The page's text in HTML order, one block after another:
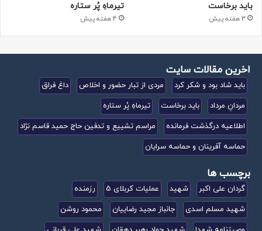
باید برخاست
3 هفته پیش
تیرماهِ پُر ستاره
4 هفته پیش
اخرین مقالات سایت
باید شاد بود و شکر کرد مردی از تبار حضور و اخلاص
داغ فراق
مردانِ مرداد
باید برخاست
تیرماهِ پُر ستاره
اطلاعیه درگذشت فرمانده
مراسم تشییع و تدفین حاج حمید قاسم نژاد
حماسه آفرینان و حماسه سرایان
برچسب ها
گردان علی اکبر شهید عملیات کربلای 5
رزمنده
شهید مسلم اسدی
جانباز مجید رضاییان
محمود روشن